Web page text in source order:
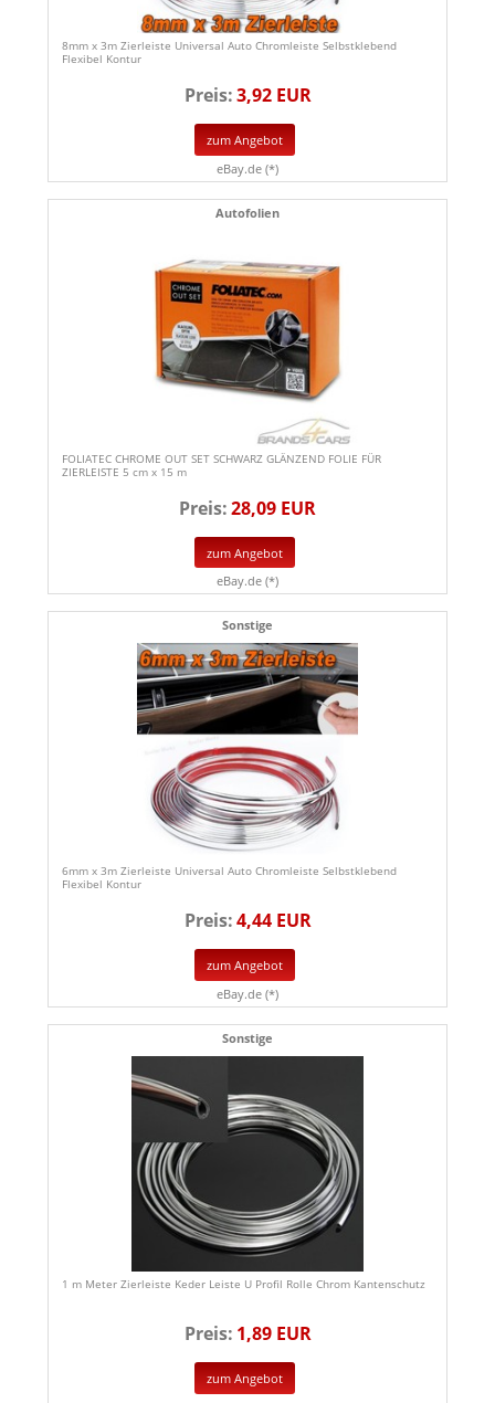
8mm x 3m Zierleiste Universal Auto Chromleiste Selbstklebend
Flexibel Kontur
Preis:3,92 EUR
zum Angebot
eBay.de (*)
Autofolien
FOLIATEC CHROME OUT SET SCHWARZ GLÄNZEND FOLIE FÜR
ZIERLEISTE 5 cm x 15 m
Preis:28,09 EUR
zum Angebot
eBay.de (*)
Sonstige
6mm x 3m Zierleiste Universal Auto Chromleiste Selbstklebend
Flexibel Kontur
Preis:4,44 EUR
zum Angebot
eBay.de (*)
Sonstige
1 m Meter Zierleiste Keder Leiste U Profil Rolle Chrom Kantenschutz
Preis: 1,89 EUR
zum Angebot